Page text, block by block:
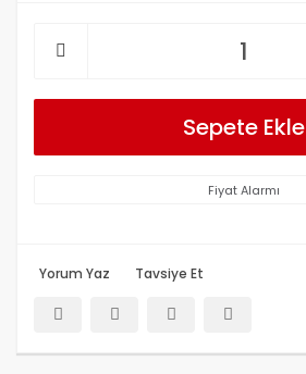
Sepete Ekle
Fiyat Alarmı
Yorum Yaz Tavsiye Et